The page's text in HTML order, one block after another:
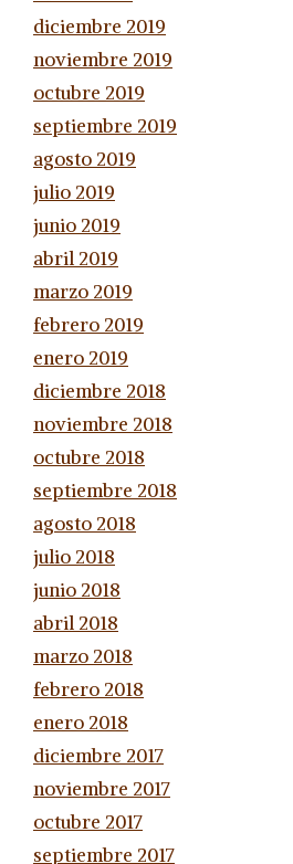
diciembre 2019
noviembre 2019
octubre 2019
septiembre 2019
agosto 2019
julio 2019
junio 2019
abril 2019
marzo 2019
febrero 2019
enero 2019
diciembre 2018
noviembre 2018
octubre 2018
septiembre 2018
agosto 2018
julio 2018
junio 2018
abril 2018
marzo 2018
febrero 2018
enero 2018
diciembre 2017
noviembre 2017
octubre 2017
septiembre 2017